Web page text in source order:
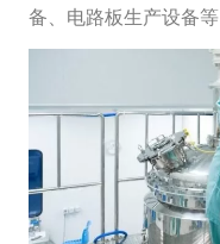
备、电路板生产设备等